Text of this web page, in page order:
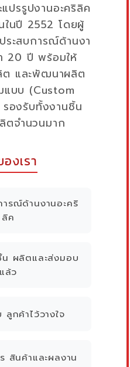
ปรรูปงานอะคริลิค
นปี 2552 โดยผู้
ระสบการณ์ด้านงา
20 ปี พร้อมให้
ต และพัฒนาผลิต
บบ (Custom
องรับทั้งงานชิ้น
ตจำนวนมาก
งเรา
รณ์ด้านงานอะคริ
ลิค
ผลิตและส่งมอบ
แล้ว
กค้าไว้วางใจ
สินค้าและผลงาน